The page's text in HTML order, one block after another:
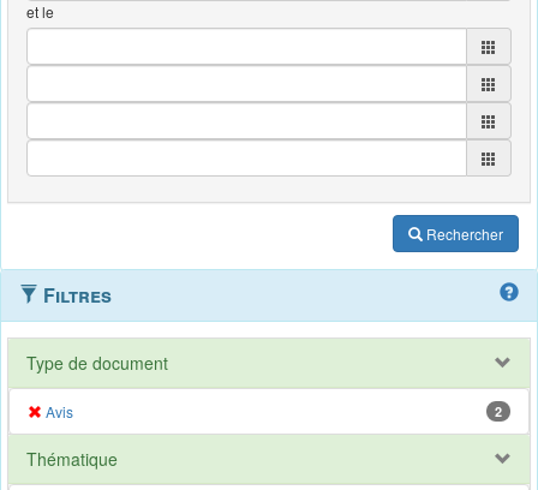
et le
Rechercher
Filtres
Type de document
Avis 2
Thématique